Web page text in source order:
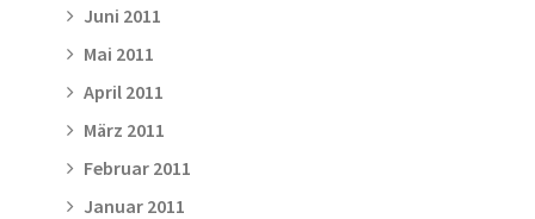
Juni 2011
Mai 2011
April 2011
März 2011
Februar 2011
Januar 2011